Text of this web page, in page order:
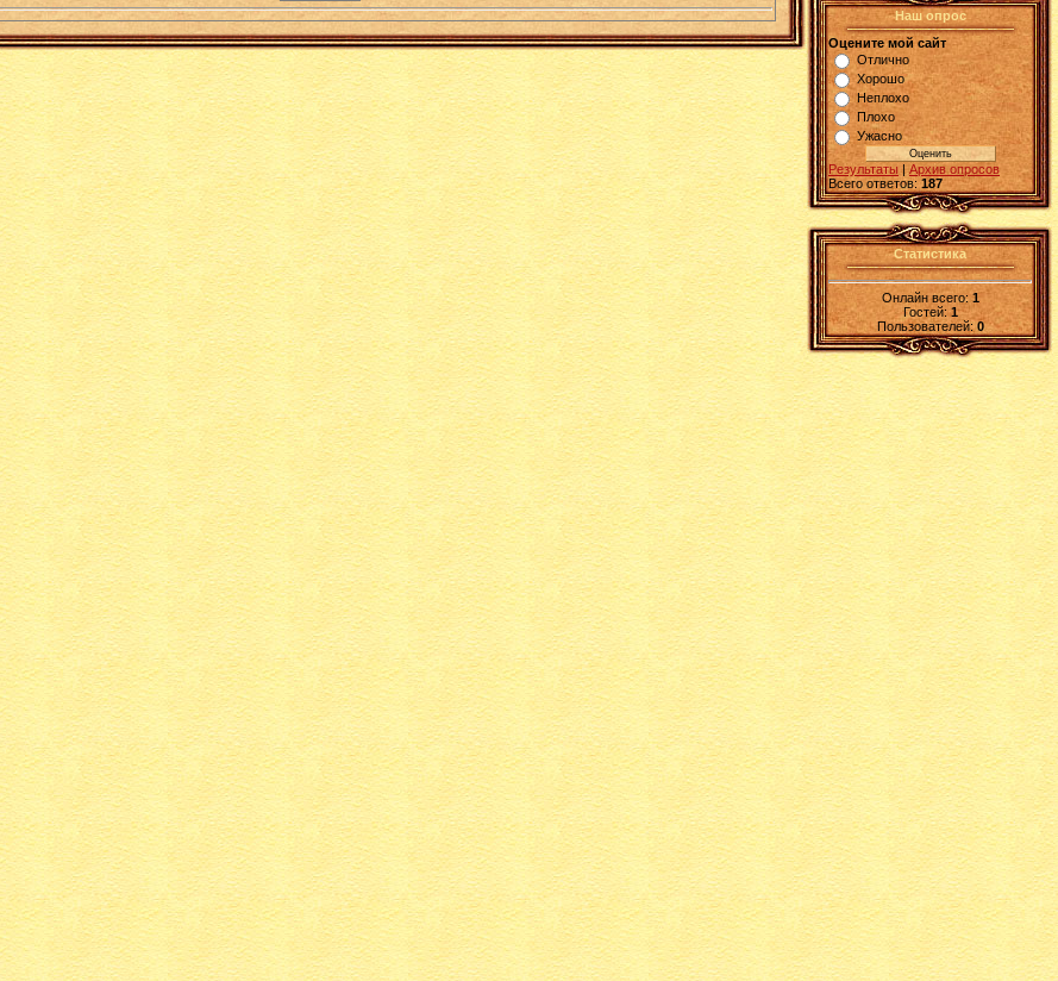
Наш опрос
Оцените мой сайт
Отлично
Хорошо
Неплохо
Плохо
Ужасно
Результаты | Архив опросов
Всего ответов: 187
Статистика
Онлайн всего:1
Гостей:1
Пользователей: 0